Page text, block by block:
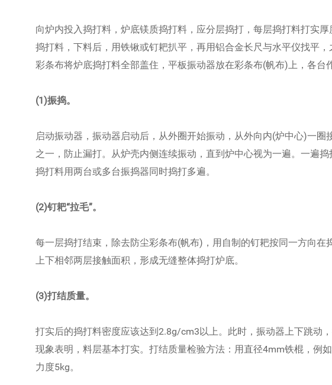
向炉内投入捣打料，炉底镁质捣打料，应分层捣打，每层捣打料打实
捣打料，下料后，用铁锹或钉耙扒平，再用铝合金长尺与水平仪找平
彩条布将炉底捣打料全部盖住，平板振动器放在彩条布(帆布)上，各台
(1)振捣。
启动振动器，振动器启动后，从外圈开始振动，从外向内(炉中心)一
之一，防止漏打。从炉壳内侧连续振动，直到炉中心视为一遍。一遍
捣打料用两台或多台振捣器同时捣打多遍。
(2)钉耙“拉毛”。
每一层捣打结束，除去防尘彩条布(帆布)，用自制的钉耙按同一方向
上下相邻两层接触面积，形成无缝整体捣打炉底。
(3)打结质量。
打实后的捣打料密度应该达到2.8g/cm3以上。此时，振动器上下跳动
现象表明，料层基本打实。打结质量检验方法：用直径4mm铁棍，例
力度5kg。